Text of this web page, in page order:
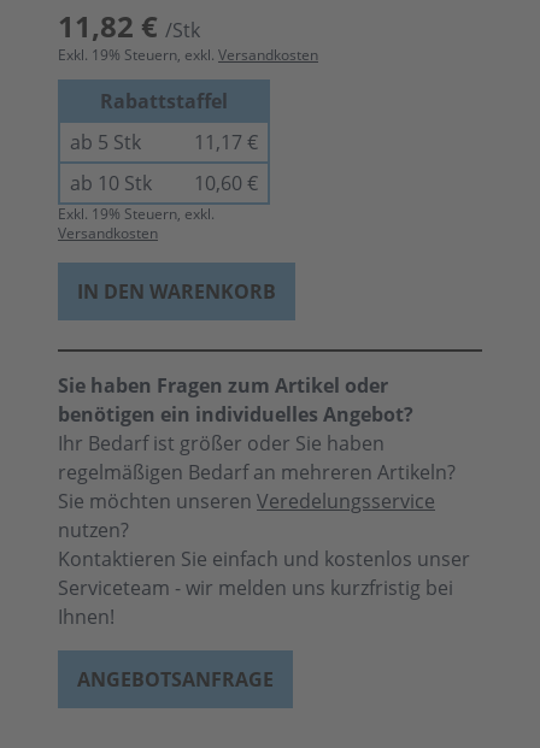
11,82 € /Stk
Exkl. 19% Steuern, exkl. Versandkosten
Rabattstaffel
ab 5 Stk
11,17 €
ab 10 Stk
10,60 €
Exkl. 19% Steuern, exkl.
Versandkosten
IN DEN WARENKORB
Sie haben Fragen zum Artikel oder
benötigen ein individuelles Angebot?
Ihr Bedarf ist größer oder Sie haben
regelmäßigen Bedarf an mehreren Artikeln?
Sie möchten unseren Veredelungsservice
nutzen?
Kontaktieren Sie einfach und kostenlos unser
Serviceteam - wir melden uns kurzfristig bei
Ihnen!
ANGEBOTSANFRAGE